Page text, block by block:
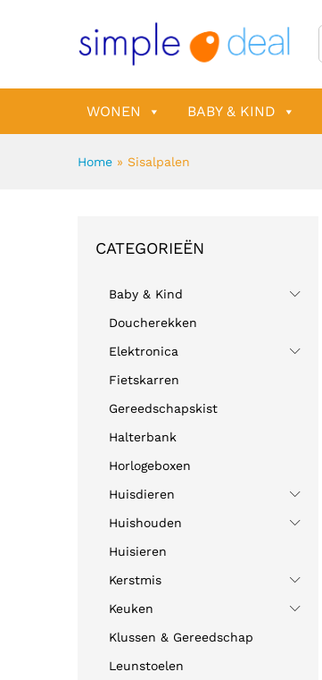
WONEN BABY & KIND
Home » Sisalpalen
CATEGORIEËN
Baby & Kind
Doucherekken
Elektronica
Fietskarren
Gereedschapskist
Halterbank
Horlogeboxen
Huisdieren
Huishouden
Huisieren
Kerstmis
Keuken
Klussen & Gereedschap
Leunstoelen